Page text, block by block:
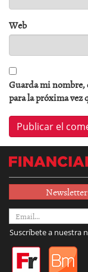
Web
Guarda mi nombre,
para la próxima vez
Newsletter
Suscríbete a nuestra